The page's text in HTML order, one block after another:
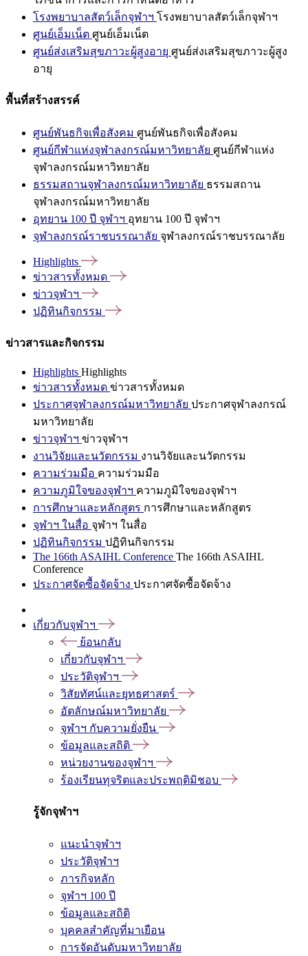
โรงพยาบาลสัตว์เล็กจุฬาฯ โรงพยาบาลสัตว์เล็กจุฬาฯ
ศูนย์เอ็มเน็ต ศูนย์เอ็มเน็ต
ศูนย์ส่งเสริมสุขภาวะผู้สูงอายุ ศูนย์ส่งเสริมสุขภาวะผู้สูง
อายุ
พื้นที่สร้างสรรค์
ศูนย์พันธกิจเพื่อสังคม ศูนย์พันธกิจเพื่อสังคม
ศูนย์กีฬาแห่งจุฬาลงกรณ์มหาวิทยาลัย ศูนย์กีฬาแห่ง
จุฬาลงกรณ์มหาวิทยาลัย
ธรรมสถานจุฬาลงกรณ์มหาวิทยาลัย ธรรมสถาน
จุฬาลงกรณ์มหาวิทยาลัย
อุทยาน 100 ปี จุฬาฯ อุทยาน 100 ปี จุฬาฯ
จุฬาลงกรณ์ราชบรรณาลัย จุฬาลงกรณ์ราชบรรณาลัย
Highlights
ข่าวสารทั้งหมด
ข่าวจุฬาฯ
ปฏิทินกิจกรรม
ข่าวสารและกิจกรรม
Highlights Highlights
ข่าวสารทั้งหมด ข่าวสารทั้งหมด
ประกาศจุฬาลงกรณ์มหาวิทยาลัย ประกาศจุฬาลงกรณ์
มหาวิทยาลัย
ข่าวจุฬาฯ ข่าวจุฬาฯ
งานวิจัยและนวัตกรรม งานวิจัยและนวัตกรรม
ความร่วมมือ ความร่วมมือ
ความภูมิใจของจุฬาฯ ความภูมิใจของจุฬาฯ
การศึกษาและหลักสูตร การศึกษาและหลักสูตร
จุฬาฯ ในสื่อ จุฬาฯ ในสื่อ
ปฏิทินกิจกรรม ปฏิทินกิจกรรม
The 166th ASAIHL Conference The 166th ASAIHL
Conference
ประกาศจัดซื้อจัดจ้าง ประกาศจัดซื้อจัดจ้าง
เกี่ยวกับจุฬาฯ
ย้อนกลับ
เกี่ยวกับจุฬาฯ
ประวัติจุฬาฯ
วิสัยทัศน์และยุทธศาสตร์
อัตลักษณ์มหาวิทยาลัย
จุฬาฯ กับความยั่งยืน
ข้อมูลและสถิติ
หน่วยงานของจุฬาฯ
ร้องเรียนทุจริตและประพฤติมิชอบ
รู้จักจุฬาฯ
แนะนำจุฬาฯ
ประวัติจุฬาฯ
ภารกิจหลัก
จุฬาฯ 100 ปี
ข้อมูลและสถิติ
บุคคลสำคัญที่มาเยือน
การจัดอันดับมหาวิทยาลัย